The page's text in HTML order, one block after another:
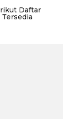
Daftar